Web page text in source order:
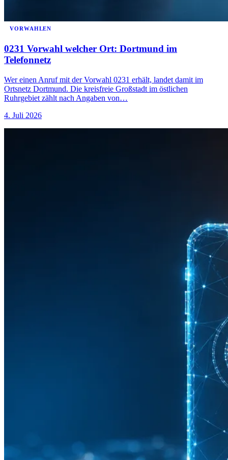
VORWAHLEN
0231 Vorwahl welcher Ort: Dortmund im
Telefonnetz
Wer einen Anruf mit der Vorwahl 0231 erhält, landet damit im
Ortsnetz Dortmund. Die kreisfreie Großstadt im östlichen
Ruhrgebiet zählt nach Angaben von…
4. Juli 2026